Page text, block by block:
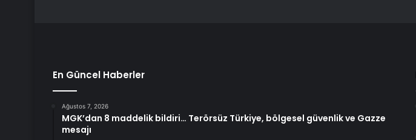
En Güncel Haberler
Ağustos 7, 2026
MGK’dan 8 maddelik bildiri… Terörsüz Türkiye, bölgesel güvenlik ve Gazze
mesajı